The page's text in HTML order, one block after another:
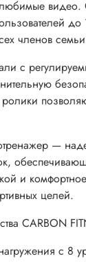
видео.
до
членов
с
—
и
целей.
CARBON
с 8